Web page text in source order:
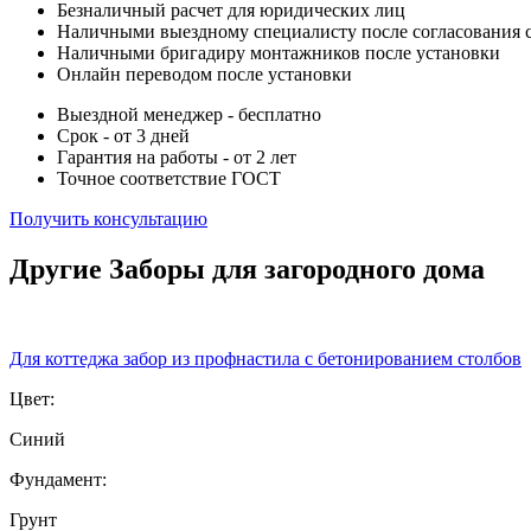
Безналичный расчет для юридических лиц
Наличными выездному специалисту после согласования
Наличными бригадиру монтажников после установки
Онлайн переводом после установки
Выездной менеджер - бесплатно
Срок - от 3 дней
Гарантия на работы - от 2 лет
Точное соответствие ГОСТ
Получить консультацию
Другие Заборы для загородного дома
Для коттеджа забор из профнастила с бетонированием столбов
Цвет:
Синий
Фундамент:
Грунт